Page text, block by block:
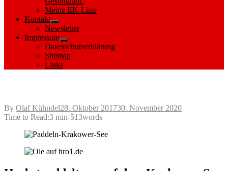
Meine EK-Liste
Kontakt
Show
sub
menu
Newsletter
Impressum
Show
sub
menu
Datenschutzerklärung
Sitemap
Links
By Olaf KühndelPosted
on
28. Oktober 201730. November 2020
Time to Read:3 min-513words